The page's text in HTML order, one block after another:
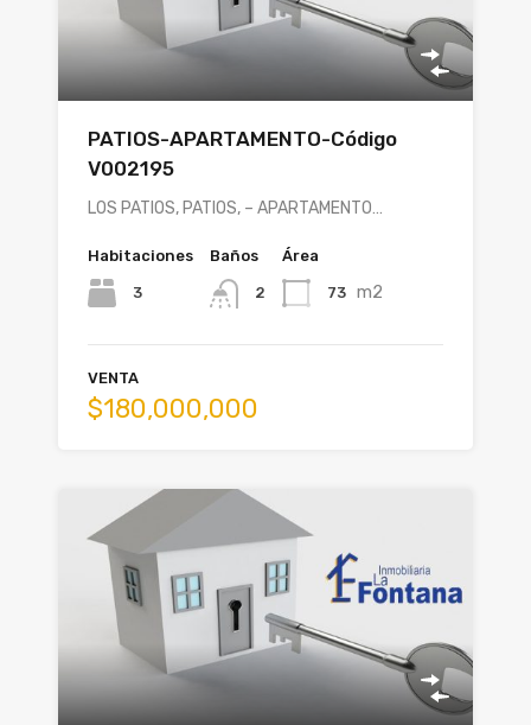
PATIOS-APARTAMENTO-Código
V002195
LOS PATIOS, PATIOS, – APARTAMENTO…
Habitaciones
3
Baños
2
Área
73 m2
VENTA
$180,000,000